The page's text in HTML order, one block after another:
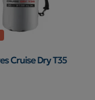
Cruise Dry T35